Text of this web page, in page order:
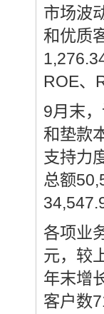
市场波
和优质
ROE、
9月末
和垫款
支持力
总额
各项业
元，较
年末增
客户数